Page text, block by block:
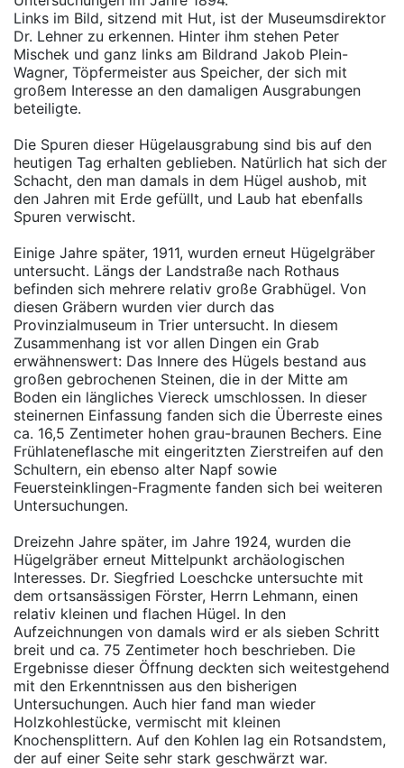
Links im Bild, sitzend mit Hut, ist der Museumsdirektor
Dr. Lehner zu erkennen. Hinter ihm stehen Peter
Mischek und ganz links am Bildrand Jakob Plein-
Wagner, Töpfermeister aus Speicher, der sich mit
großem Interesse an den damaligen Ausgrabungen
beteiligte.
Die Spuren dieser Hügelausgrabung sind bis auf den
heutigen Tag erhalten geblieben. Natürlich hat sich der
Schacht, den man damals in dem Hügel aushob, mit
den Jahren mit Erde gefüllt, und Laub hat ebenfalls
Spuren verwischt.
Einige Jahre später, 1911, wurden erneut Hügelgräber
untersucht. Längs der Landstraße nach Rothaus
befinden sich mehrere relativ große Grabhügel. Von
diesen Gräbern wurden vier durch das
Provinzialmuseum in Trier untersucht. In diesem
Zusammenhang ist vor allen Dingen ein Grab
erwähnenswert: Das Innere des Hügels bestand aus
großen gebrochenen Steinen, die in der Mitte am
Boden ein längliches Viereck umschlossen. In dieser
steinernen Einfassung fanden sich die Überreste eines
ca. 16,5 Zentimeter hohen grau-braunen Bechers. Eine
Frühlateneflasche mit eingeritzten Zierstreifen auf den
Schultern, ein ebenso alter Napf sowie
Feuersteinklingen-Fragmente fanden sich bei weiteren
Untersuchungen.
Dreizehn Jahre später, im Jahre 1924, wurden die
Hügelgräber erneut Mittelpunkt archäologischen
Interesses. Dr. Siegfried Loeschcke untersuchte mit
dem ortsansässigen Förster, Herrn Lehmann, einen
relativ kleinen und flachen Hügel. In den
Aufzeichnungen von damals wird er als sieben Schritt
breit und ca. 75 Zentimeter hoch beschrieben. Die
Ergebnisse dieser Öffnung deckten sich weitestgehend
mit den Erkenntnissen aus den bisherigen
Untersuchungen. Auch hier fand man wieder
Holzkohlestücke, vermischt mit kleinen
Knochensplittern. Auf den Kohlen lag ein Rotsandstem,
der auf einer Seite sehr stark geschwärzt war.